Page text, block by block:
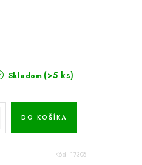
Skladom (>5 ks)
DO KOŠÍKA
Kód: 17308